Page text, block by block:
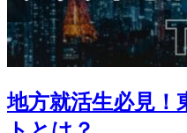
地方就活生必見！